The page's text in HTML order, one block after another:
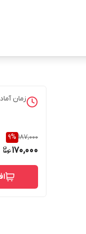
زمان
187,000
9%
170,000